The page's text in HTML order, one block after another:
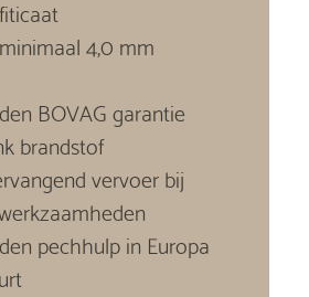
4,0 mm
BOVAG garantie
brandstof
vervoer bij
pechhulp in Europa